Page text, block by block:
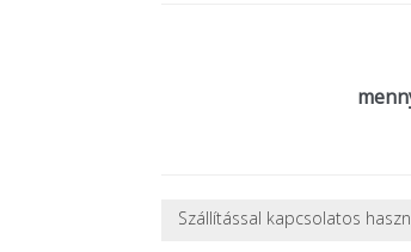
Szállítással kapcsolatos